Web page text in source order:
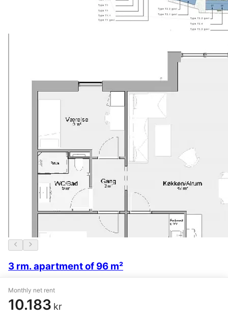
Monthly net rent
10.183 kr
3 rm. apartment of 96 m²
Årslev , Takvingen
10.000 kr.20 February